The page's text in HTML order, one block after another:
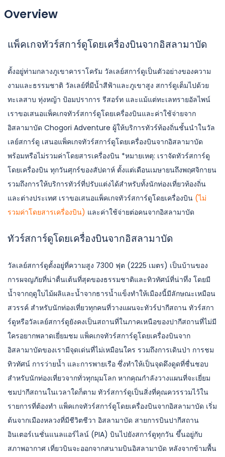
Overview
แพ็คเกจทัวร์สการ์ดูโดยเครื่องบินจากอิสลามาบัด
ตั้งอยู่ท่ามกลางภูเขาคาราโครัม วัลเลย์สการ์ดูเป็นตัวอย่างของความ
งามและธรรมชาติ วัลเลย์ที่มีน้ำสีฟ้าและภูเขาสูง สการ์ดูเต็มไปด้วย
ทะเลสาบ ทุ่งหญ้า ป้อมปราการ รีสอร์ท และแม้แต่ทะเลทรายอัลไพน์
เราขอเสนอแพ็คเกจทัวร์สการ์ดูโดยเครื่องบินและค่าใช้จ่ายจาก
อิสลามาบัด Chogori Adventure ผู้ให้บริการทัวร์ท้องถิ่นชั้นนำในวัล
เลย์สการ์ดู เสนอแพ็คเกจทัวร์สการ์ดูโดยเครื่องบินจากอิสลามาบัด
พร้อมหรือไม่รวมค่าโดยสารเครื่องบิน *หมายเหตุ: เราจัดทัวร์สการ์ดู
โดยเครื่องบิน ทุกวันศุกร์ของสัปดาห์ ตั้งแต่เดือนเมษายนถึงพฤศจิกายน
รวมถึงการให้บริการทัวร์ที่ปรับแต่งได้สำหรับทั้งนักท่องเที่ยวท้องถิ่น
และต่างประเทศ เราขอเสนอแพ็คเกจทัวร์สการ์ดูโดยเครื่องบิน (ไม่
รวมค่าโดยสารเครื่องบิน) และค่าใช้จ่ายต่อคนจากอิสลามาบัด
ทัวร์สการ์ดูโดยเครื่องบินจากอิสลามาบัด
วัลเลย์สการ์ดูตั้งอยู่ที่ความสูง 7300 ฟุต (2225 เมตร) เป็นบ้านของ
การผจญภัยที่น่าตื่นเต้นที่สุดของธรรมชาติและทิวทัศน์ที่น่าทึ่ง โดยมี
น้ำจากฤดูใบไม้ผลิและน้ำจากธารน้ำแข็งทำให้เมืองนี้มีลักษณะเหมือน
สวรรค์ สำหรับนักท่องเที่ยวทุกคนที่วางแผนจะทัวร์ปากีสถาน ทัวร์สกา
ร์ดูหรือวัลเลย์สการ์ดูยังคงเป็นสถานที่ในภาคเหนือของปากีสถานที่ไม่มี
ใครอยากพลาดเยี่ยมชม แพ็คเกจทัวร์สการ์ดูโดยเครื่องบินจาก
อิสลามาบัดของเรามีจุดเด่นที่ไม่เหมือนใคร รวมถึงการเดินป่า การชม
ทิวทัศน์ การว่ายน้ำ และการพายเรือ ซึ่งทำให้เป็นจุดดึงดูดที่ชื่นชอบ
สำหรับนักท่องเที่ยวจากทั่วทุกมุมโลก หากคุณกำลังวางแผนที่จะเยี่ยม
ชมปากีสถานในเวลาใดก็ตาม ทัวร์สการ์ดูเป็นสิ่งที่คุณควรรวมไว้ใน
รายการที่ต้องทำ แพ็คเกจทัวร์สการ์ดูโดยเครื่องบินจากอิสลามาบัด เริ่ม
ต้นจากเมืองหลวงที่มีชีวิตชีวา อิสลามาบัด สายการบินปากีสถาน
อินเตอร์เนชั่นแนลแอร์ไลน์ (PIA) บินไปยังสการ์ดูทุกวัน ขึ้นอยู่กับ
สภาพอากาศ เที่ยวบินจะออกจากสนามบินอิสลามาบัด หลังจากข้ามพื้น